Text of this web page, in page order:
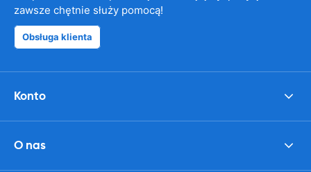
zawsze chętnie służy pomocą!
Obsługa klienta
Konto
O nas